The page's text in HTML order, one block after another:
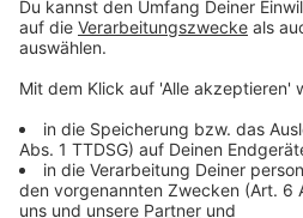
Bisweilen hat jedoch alles
Silbermond ist eine
der Außenstehende in jeder
„Schritte“ geben sie einen sehr
ihre Welt und ihr Leben. Neben
Geschichten wird etwas